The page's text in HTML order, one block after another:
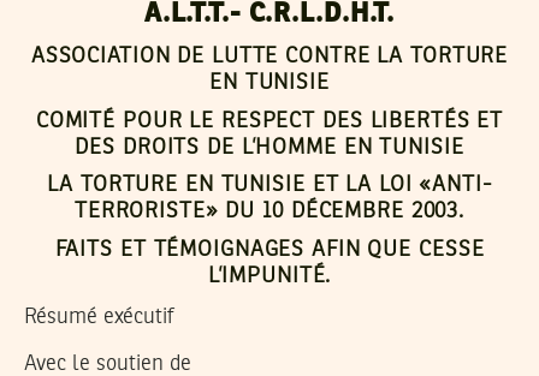
A.L.T.T.- C.R.L.D.H.T.
ASSOCIATION DE LUTTE CONTRE LA TORTURE
EN TUNISIE
COMITÉ POUR LE RESPECT DES LIBERTÉS ET
DES DROITS DE L’HOMME EN TUNISIE
LA TORTURE EN TUNISIE ET LA LOI «ANTI-
TERRORISTE» DU 10 DÉCEMBRE 2003.
FAITS ET TÉMOIGNAGES AFIN QUE CESSE
L’IMPUNITÉ.
Résumé exécutif
Avec le soutien de